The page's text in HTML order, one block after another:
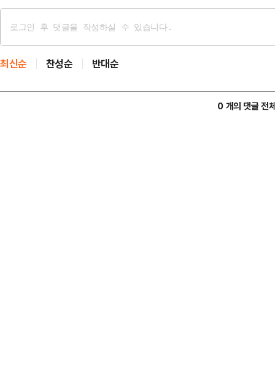
최신순 찬성순 반대순
0 개의 댓글 전